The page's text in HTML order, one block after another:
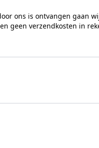
ons is ontvangen gaan
geen verzendkosten in